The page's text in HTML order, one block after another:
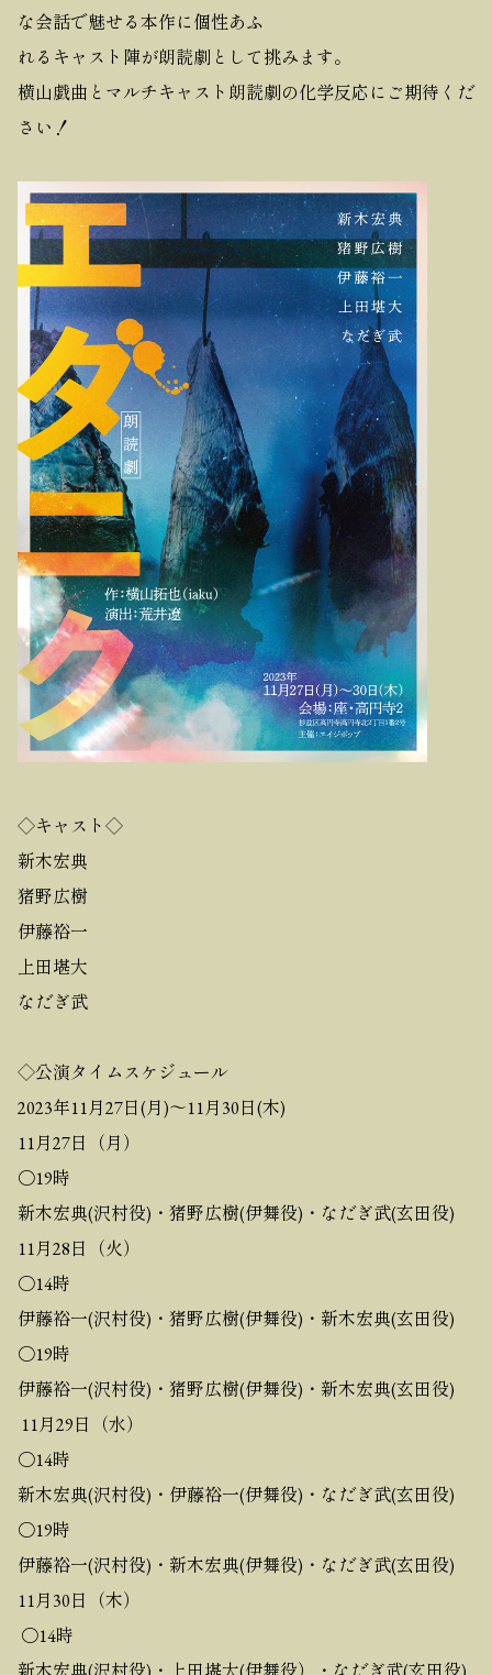
な会話で魅せる本作に個性あふ
れるキャスト陣が朗読劇として挑みます。
横山戯曲とマルチキャスト朗読劇の化学反応にご期待くだ
さい！
◇キャスト◇
新木宏典
猪野広樹
伊藤裕一
上田堪大
なだぎ武
◇公演タイムスケジュール
2023年11月27日(月)〜11月30日(木)
11月27日（月）
〇19時
新木宏典(沢村役)・猪野広樹(伊舞役)・なだぎ武(玄田役)
11月28日（火）
〇14時
伊藤裕一(沢村役)・猪野広樹(伊舞役)・新木宏典(玄田役)
〇19時
伊藤裕一(沢村役)・猪野広樹(伊舞役)・新木宏典(玄田役)
11月29日（水）
〇14時
新木宏典(沢村役)・伊藤裕一(伊舞役)・なだぎ武(玄田役)
〇19時
伊藤裕一(沢村役)・新木宏典(伊舞役)・なだぎ武(玄田役)
11月30日（木）
〇14時